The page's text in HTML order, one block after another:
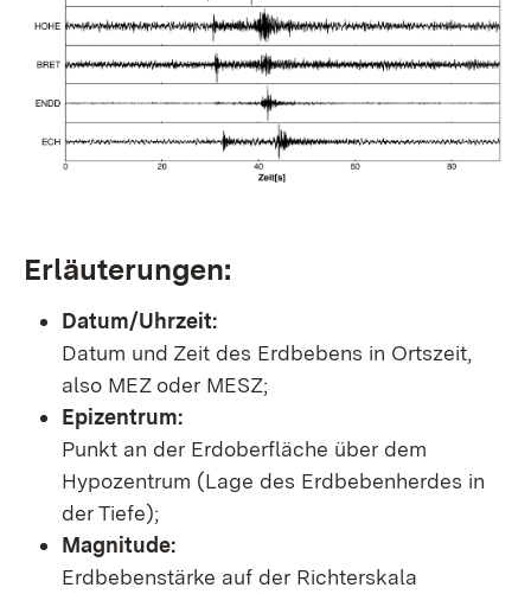
Erläuterungen:
Datum/Uhrzeit:
Datum und Zeit des Erdbebens in Ortszeit,
also MEZ oder MESZ;
Epizentrum:
Punkt an der Erdoberfläche über dem
Hypozentrum (Lage des Erdbebenherdes in
der Tiefe);
Magnitude:
Erdbebenstärke auf der Richterskala